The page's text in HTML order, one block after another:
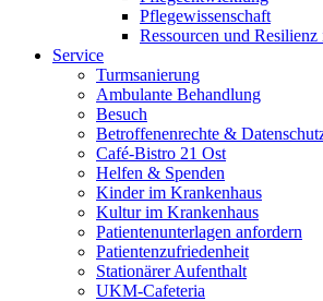
Pflegewissenschaft
Ressourcen und
Service
Turmsanierung
Ambulante Behandlung
Besuch
Betroffenenrechte &
Café-Bistro 21 Ost
Helfen & Spenden
Kinder im Krankenhaus
Kultur im Krankenhaus
Patientenunterlagen anfordern
Patientenzufriedenheit
Stationärer Aufenthalt
UKM-Cafeteria